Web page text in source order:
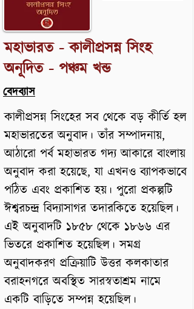
মহাভারত - কালীপ্রসন্ন সিংহ
অনূদিত - পঞ্চম খন্ড
বেদব্যাস
কালীপ্রসন্ন সিংহের সব থেকে বড় কীর্তি হল
মহাভারতের অনুবাদ। তাঁর সম্পাদনায়,
আঠারো পর্ব মহাভারত গদ্য আকারে বাংলায়
অনুবাদ করা হয়েছে, যা এখনও ব্যাপকভাবে
পঠিত এবং প্রকাশিত হয়। পুরো প্রকল্পটি
ঈশ্বরচন্দ্র বিদ্যাসাগর তদারকিতে হয়েছিল।
এই অনুবাদটি ১৮৫৮ থেকে ১৮৬৬ এর
ভিতরে প্রকাশিত হয়েছিল। সমগ্র
অনুবাদকরণ প্রক্রিয়াটি উত্তর কলকাতার
বরাহনগরে অবস্থিত সারস্বতাশ্রম নামে
একটি বাড়িতে সম্পন্ন হয়েছিল।